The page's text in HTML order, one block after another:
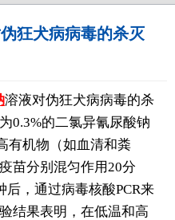
狂犬病病毒的杀灭
溶液对伪狂犬病病毒的杀
0.3%的二氯异氰尿酸钠
有机物（如血清和粪
苗分别混匀作用20分
后，通过病毒核酸PCR来
结果表明，在低温和高